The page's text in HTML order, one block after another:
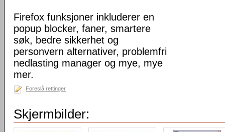
Firefox funksjoner inkluderer en
popup blocker, faner, smartere
søk, bedre sikkerhet og
personvern alternativer, problemfri
nedlasting manager og mye, mye
mer.
Foreslå rettinger
Skjermbilder: